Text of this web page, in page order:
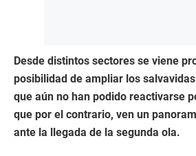
Desde distintos sectores se viene
posibilidad de ampliar los
que aún no han podido reactivarse
que por el contrario, ven un
ante la llegada de la segunda ola.